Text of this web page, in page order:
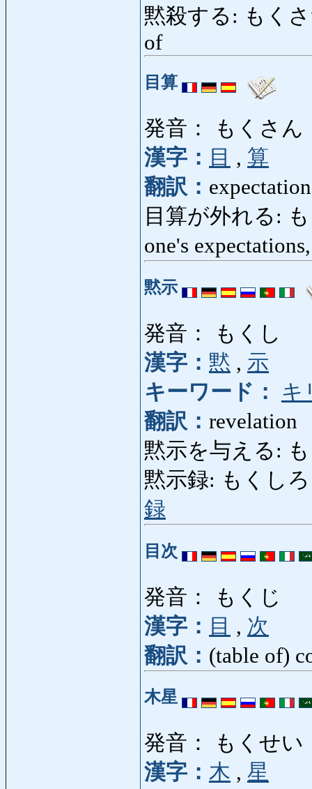
黙殺する: もくさ
of
目算
発音： もくさん
漢字： 目 , 算
翻訳：
目算が外れる:
one's
黙示
発音： もくし
漢字： 黙 , 示
キーワード：
キ
翻訳： revelation
黙示を与える:
黙示録: もくしろ
録
目次
発音： もくじ
漢字： 目 , 次
翻訳： (table of)
木星
発音： もくせい
漢字： 木 , 星